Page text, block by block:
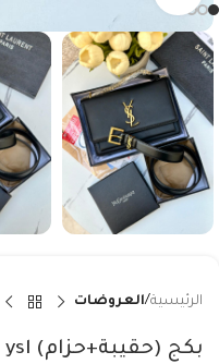
الرئيسية العروضات